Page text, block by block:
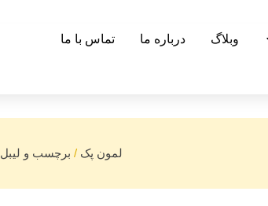
وبلاگ درباره ما تماس با ما
لمون پک / برچسب و لیبل